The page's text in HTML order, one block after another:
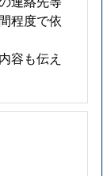
程度で依
容も伝え